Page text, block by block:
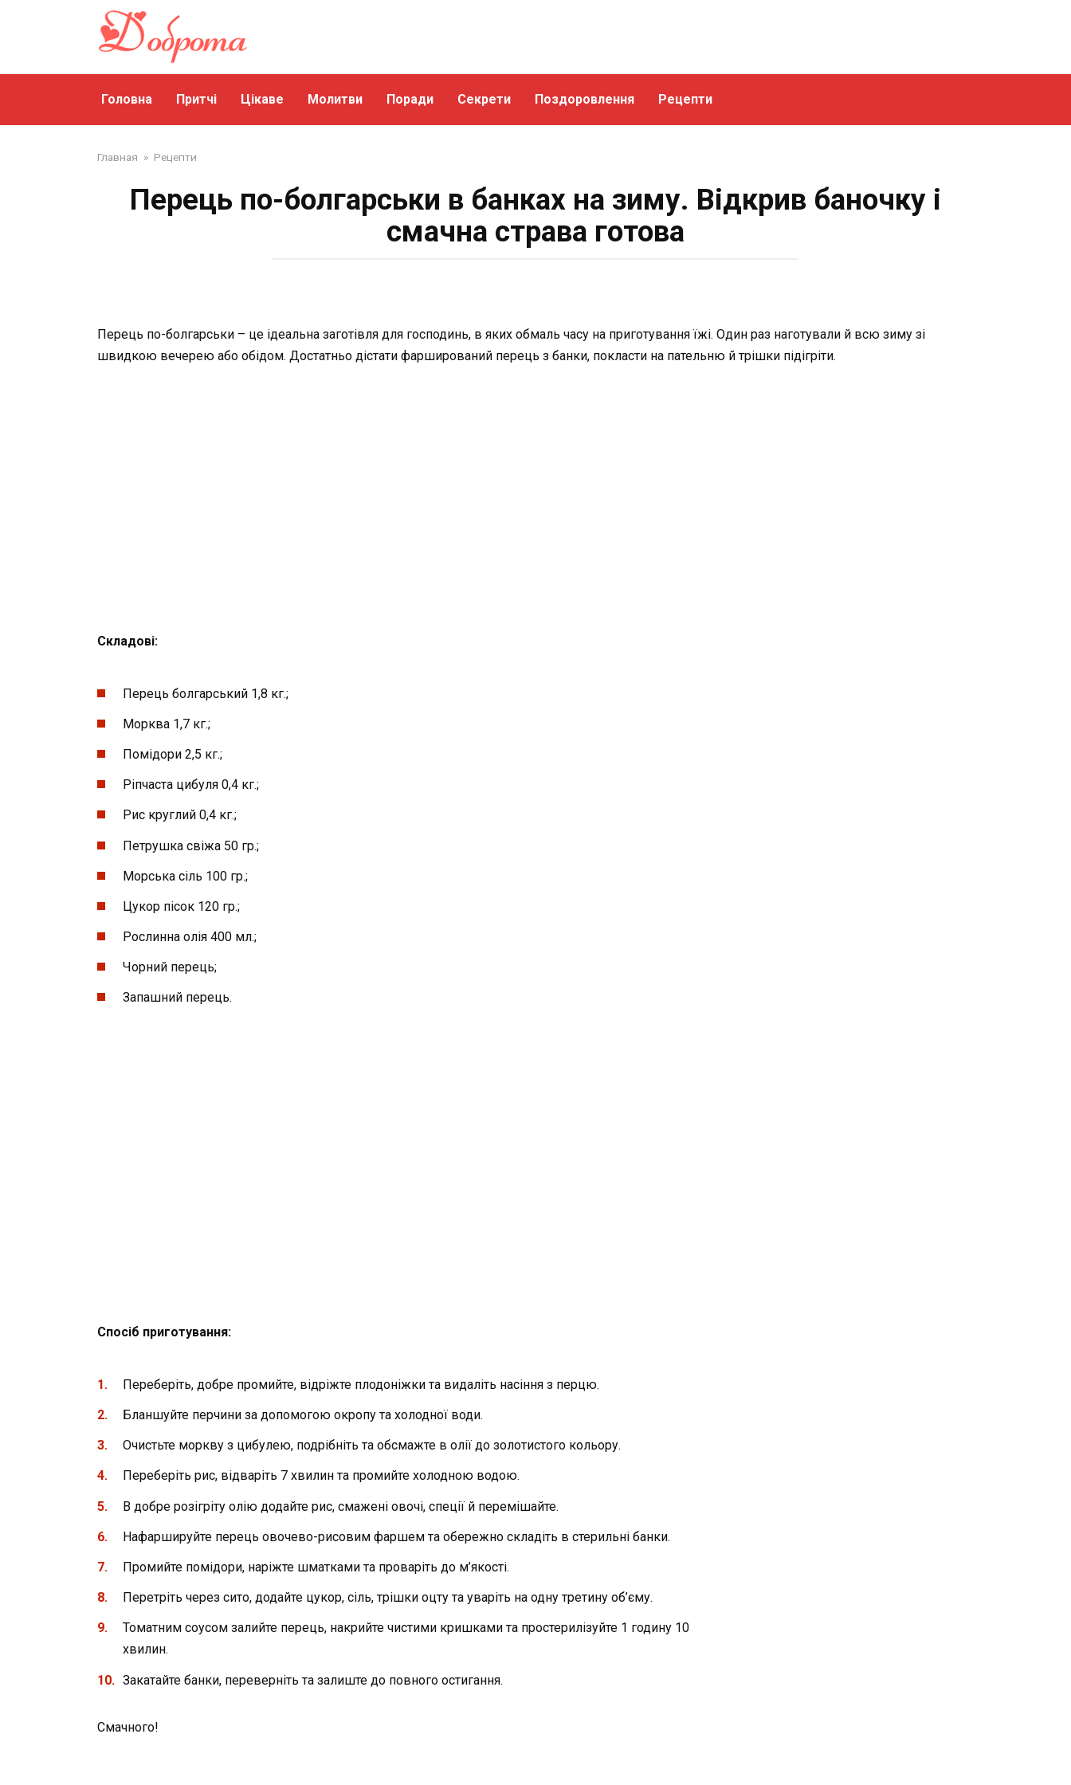
Головна Притчі Цікаве Молитви Поради Секрети Поздоровлення Рецепти
Главная » Рецепти
Перець по-болгарськи в банках на зиму. Відкрив баночку і
смачна страва готова
Перець по-болгарськи – це ідеальна заготівля для господинь, в яких обмаль часу на приготування їжі. Один раз наготували й всю зиму зі
швидкою вечерею або обідом. Достатньо дістати фарширований перець з банки, покласти на пательню й трішки підігріти.
Складові:
Перець болгарський 1,8 кг.;
Морква 1,7 кг.;
Помідори 2,5 кг.;
Ріпчаста цибуля 0,4 кг.;
Рис круглий 0,4 кг.;
Петрушка свіжа 50 гр.;
Морська сіль 100 гр.;
Цукор пісок 120 гр.;
Рослинна олія 400 мл.;
Чорний перець;
Запашний перець.
Спосіб приготування:
Переберіть, добре промийте, відріжте плодоніжки та видаліть насіння з перцю.
Бланшуйте перчини за допомогою окропу та холодної води.
Очистьте моркву з цибулею, подрібніть та обсмажте в олії до золотистого кольору.
Переберіть рис, відваріть 7 хвилин та промийте холодною водою.
В добре розігріту олію додайте рис, смажені овочі, спеції й перемішайте.
Нафаршируйте перець овочево-рисовим фаршем та обережно складіть в стерильні банки.
Промийте помідори, наріжте шматками та проваріть до м’якості.
Перетріть через сито, додайте цукор, сіль, трішки оцту та уваріть на одну третину об’єму.
Томатним соусом залийте перець, накрийте чистими кришками та простерилізуйте 1 годину 10
хвилин.
Закатайте банки, переверніть та залиште до повного остигання.
Смачного!